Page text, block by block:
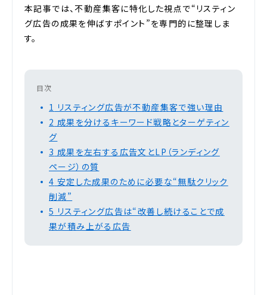
本記事では、不動産集客に特化した視点で“リスティン
グ広告の成果を伸ばすポイント”を専門的に整理しま
す。
目次
1 リスティング広告が不動産集客で強い理由
2 成果を分けるキーワード戦略とターゲティン
グ
3 成果を左右する広告文とLP（ランディング
ページ）の質
4 安定した成果のために必要な“無駄クリック
削減”
5 リスティング広告は“改善し続けることで成
果が積み上がる広告